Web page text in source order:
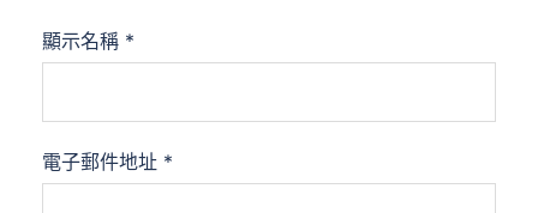
顯示名稱 *
電子郵件地址 *